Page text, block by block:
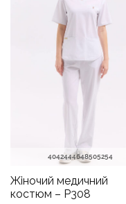
4042444648505254
Жіночий медичний
костюм – P308